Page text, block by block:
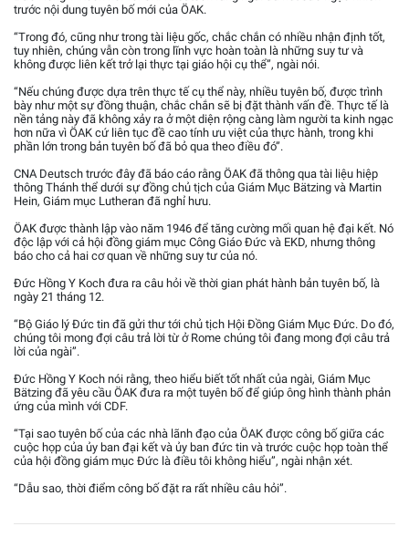
trước nội dung tuyên bố mới của ÖAK.
“Trong đó, cũng như trong tài liệu gốc, chắc chắn có nhiều nhận định tốt,
tuy nhiên, chúng vẫn còn trong lĩnh vực hoàn toàn là những suy tư và
không được liên kết trở lại thực tại giáo hội cụ thể”, ngài nói.
“Nếu chúng được dựa trên thực tế cụ thể này, nhiều tuyên bố, được trình
bày như một sự đồng thuận, chắc chắn sẽ bị đặt thành vấn đề. Thực tế là
nền tảng này đã không xảy ra ở một diện rộng càng làm người ta kinh ngạc
hơn nữa vì ÖAK cứ liên tục đề cao tính ưu việt của thực hành, trong khi
phần lớn trong bản tuyên bố đã bỏ qua theo điều đó”.
CNA Deutsch trước đây đã báo cáo rằng ÖAK đã thông qua tài liệu hiệp
thông Thánh thể dưới sự đồng chủ tịch của Giám Mục Bätzing và Martin
Hein, Giám mục Lutheran đã nghỉ hưu.
ÖAK được thành lập vào năm 1946 để tăng cường mối quan hệ đại kết. Nó
độc lập với cả hội đồng giám mục Công Giáo Đức và EKD, nhưng thông
báo cho cả hai cơ quan về những suy tư của nó.
Đức Hồng Y Koch đưa ra câu hỏi về thời gian phát hành bản tuyên bố, là
ngày 21 tháng 12.
“Bộ Giáo lý Đức tin đã gửi thư tới chủ tịch Hội Đồng Giám Mục Đức. Do đó,
chúng tôi mong đợi câu trả lời từ ở Rome chúng tôi đang mong đợi câu trả
lời của ngài”.
Đức Hồng Y Koch nói rằng, theo hiểu biết tốt nhất của ngài, Giám Mục
Bätzing đã yêu cầu ÖAK đưa ra một tuyên bố để giúp ông hình thành phản
ứng của mình với CDF.
“Tại sao tuyên bố của các nhà lãnh đạo của ÖAK được công bố giữa các
cuộc họp của ủy ban đại kết và ủy ban đức tin và trước cuộc họp toàn thể
của hội đồng giám mục Đức là điều tôi không hiểu”, ngài nhận xét.
“Dẫu sao, thời điểm công bố đặt ra rất nhiều câu hỏi”.